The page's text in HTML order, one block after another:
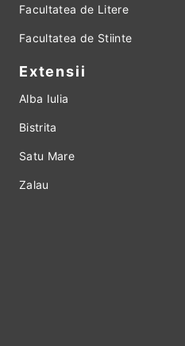
Facultatea de Litere
Facultatea de Stiinte
Extensii
Alba Iulia
Bistrita
Satu Mare
Zalau